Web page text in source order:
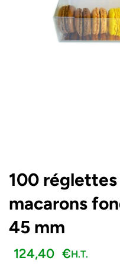
100
macarons
45 mm
124,40 €H.T.